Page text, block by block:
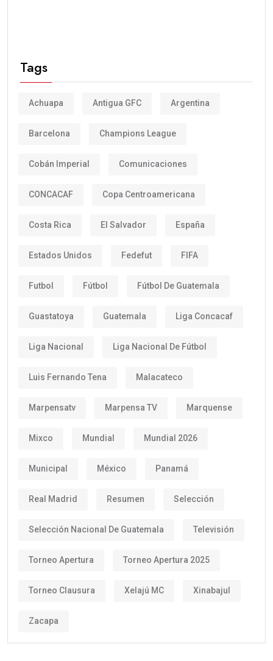
Tags
Achuapa Antigua GFC Argentina
Barcelona Champions League
Cobán Imperial Comunicaciones
CONCACAF Copa Centroamericana
Costa Rica El Salvador España
Estados Unidos Fedefut FIFA
Futbol Fútbol Fútbol De Guatemala
Guastatoya Guatemala Liga Concacaf
Liga Nacional Liga Nacional De Fútbol
Luis Fernando Tena Malacateco
Marpensatv Marpensa TV Marquense
Mixco Mundial Mundial 2026
Municipal México Panamá
Real Madrid Resumen Selección
Selección Nacional De Guatemala Televisión
Torneo Apertura Torneo Apertura 2025
Torneo Clausura Xelajú MC Xinabajul
Zacapa